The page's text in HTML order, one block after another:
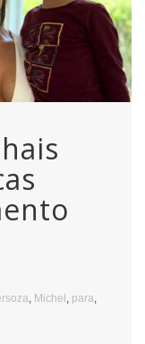
Michel para